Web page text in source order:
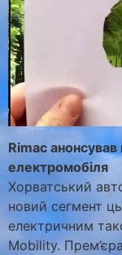
Rimac анонсував
електромобіля
Хорватський
новий сегмент
електричним
Mobility.